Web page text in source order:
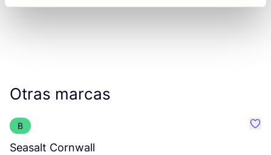
Otras marcas
B
Seasalt Cornwall